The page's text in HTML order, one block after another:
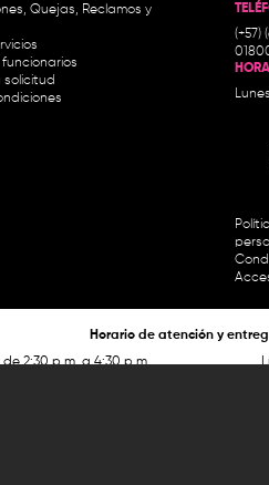
Quejas, Reclamos y
solicitud
(+57)
Horario de atención y
de 2:30 p.m. a 4:30 p.m.